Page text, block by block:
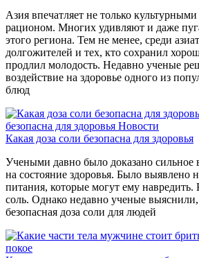
Азия впечатляет не только
рационом. Многих удивляют и даже
этого региона. Тем не менее, среди
долгожителей и тех, кто сохранил
продлил молодость. Недавно ученые
воздействие на здоровье одного из
блюд
безопасна для здоровья Новости
Какая доза соли безопасна для здоровья
Учеными давно было доказано сильное
на состояние здоровья. Было выявлено
питания, которые могут ему
соль. Однако недавно ученые выяснили,
безопасная доза соли для людей